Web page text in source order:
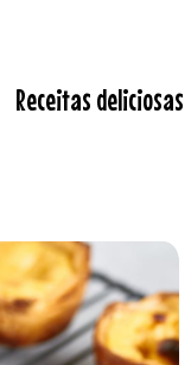
Receitas deliciosas